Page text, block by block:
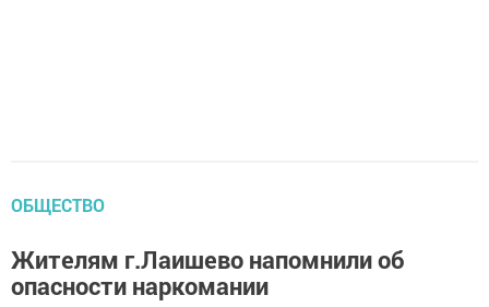
ОБЩЕСТВО
Жителям г.Лаишево напомнили об
опасности наркомании